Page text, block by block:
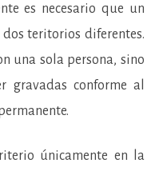
es necesario que un
teritorios diferentes.
una sola persona, sino
conforme al
únicamente en la